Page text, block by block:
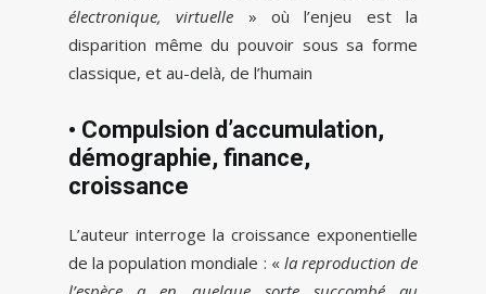
électronique, virtuelle » où l’enjeu est la
disparition même du pouvoir sous sa forme
classique, et au-delà, de l’humain
• Compulsion d’accumulation,
démographie, finance,
croissance
L’auteur interroge la croissance exponentielle
de la population mondiale : « la reproduction de